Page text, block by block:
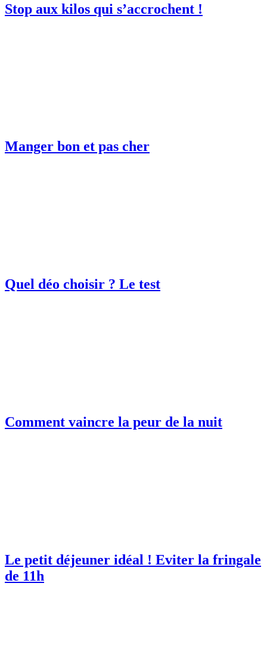
Stop aux kilos qui s’accrochent !
Manger bon et pas cher
Quel déo choisir ? Le test
Comment vaincre la peur de la nuit
Le petit déjeuner idéal ! Eviter la fringale
de 11h